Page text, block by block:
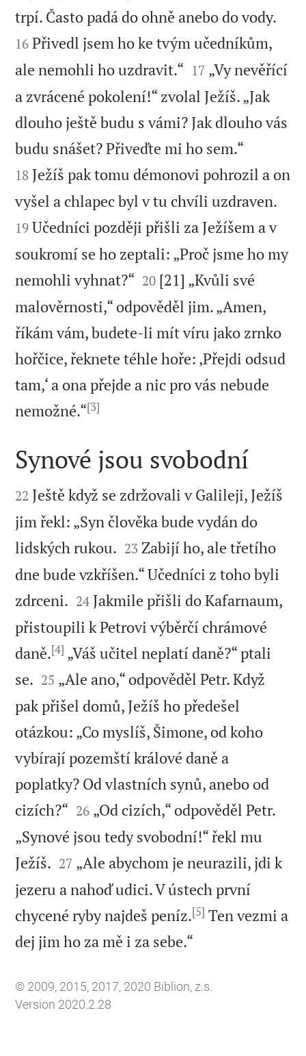
trpí. Často padá do ohně anebo do vody.
16 Přivedl jsem ho ke tvým učedníkům,
ale nemohli ho uzdravit.“ 

17 „Vy nevěřící
a zvrácené pokolení!“ zvolal Ježíš. „Jak
dlouho ještě budu s vámi? Jak dlouho vás
budu snášet? Přiveďte mi ho sem.“
18 Ježíš pak tomu démonovi pohrozil a on
vyšel a chlapec byl v tu chvíli uzdraven.
19 Učedníci později přišli za Ježíšem a v
soukromí se ho zeptali: „Proč jsme ho my
nemohli vyhnat?“ 

20 [21] „Kvůli své
malověrnosti,“ odpověděl jim. „Amen,
říkám vám, budete-li mít víru jako zrnko
hořčice, řeknete téhle hoře: ‚Přejdi odsud
tam,‘ a ona přejde a nic pro vás nebude
nemožné.“[3]

Synové jsou svobodní

22 Ještě když se zdržovali v Galileji, Ježíš
jim řekl: „Syn člověka bude vydán do
lidských rukou. 

23 Zabijí ho, ale třetího
dne bude vzkříšen.“ Učedníci z toho byli
zdrceni. 

24 Jakmile přišli do Kafarnaum,
přistoupili k Petrovi výběrčí chrámové
daně.[4] „Váš učitel neplatí daně?“ ptali
se. 

25 „Ale ano,“ odpověděl Petr. Když
pak přišel domů, Ježíš ho předešel
otázkou: „Co myslíš, Šimone, od koho
vybírají pozemští králové daně a
poplatky? Od vlastních synů, anebo od
cizích?“ 

26 „Od cizích,“ odpověděl Petr.
„Synové jsou tedy svobodní!“ řekl mu
Ježíš. 

27 „Ale abychom je neurazili, jdi k
jezeru a nahoď udici. V ústech první
chycené ryby najdeš peníz.[5] Ten vezmi a
dej jim ho za mě i za sebe.“
© 2009, 2015, 2017, 2020 Biblion, z.s.
Version 2020.2.28